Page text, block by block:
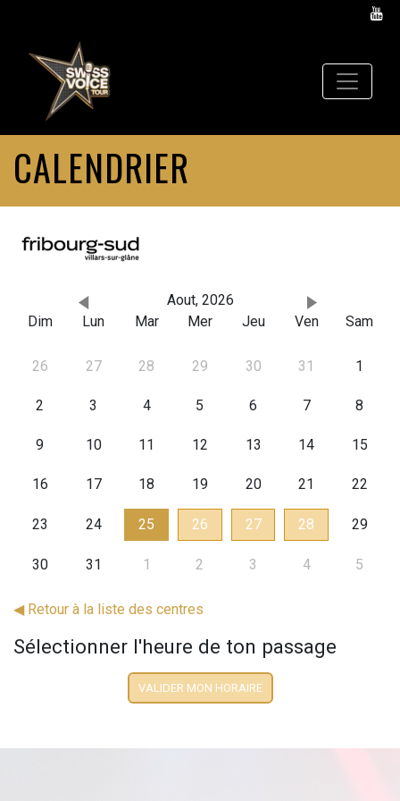
CALENDRIER
Aout, 2026
Dim
Lun Mar Mer Jeu Ven Sam
26 27 28 29 30 31 1
2 3 4 5 6 7 8
9 10 11 12 13 14 15
16 17 18 19 20 21 22
23 24 25 26 27 28 29
30 31 1 2 3 4 5
◀ Retour à la liste des centres
Sélectionner l'heure de ton passage
VALIDER MON HORAIRE